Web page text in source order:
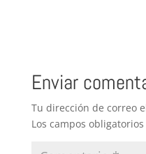
b
o
o
A
p
p
Enviar
Tu dirección de correo
Los campos